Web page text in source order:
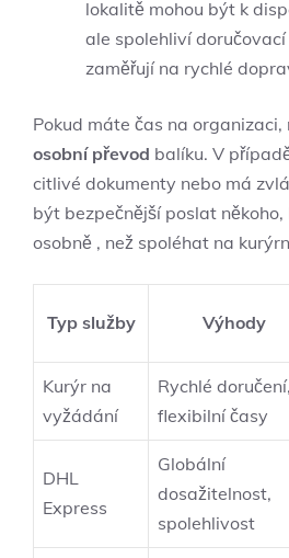
lokalitě mohou být k
ale spolehliví
zaměřují na rychlé
Pokud máte čas na
osobní převod balíku. V
citlivé dokumenty nebo má
být bezpečnější poslat
osobně , než spoléhat na
Typ služby Výhody
Kurýr na
vyžádání
Rychlé doručení,
flexibilní časy
DHL
Express
Globální
dosažitelnost,
spolehlivost